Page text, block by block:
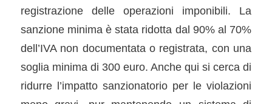
registrazione delle operazioni imponibili. La
sanzione minima è stata ridotta dal 90% al 70%
dell’IVA non documentata o registrata, con una
soglia minima di 300 euro. Anche qui si cerca di
ridurre l’impatto sanzionatorio per le violazioni